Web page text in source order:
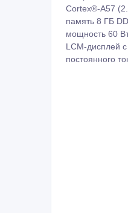
Cortex®-A57
память 8 ГБ
мощность 60
LCM-дисплей
постоянного